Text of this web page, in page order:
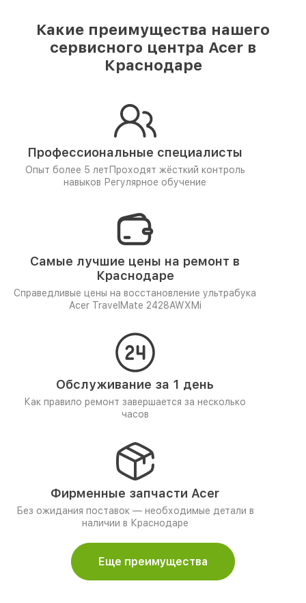
Какие преимущества нашего
сервисного центра Acer в
Краснодаре
Профессиональные специалисты
Опыт более 5 лет Проходят жёсткий контроль
навыков Регулярное обучение
Самые лучшие цены на ремонт в
Краснодаре
Справедливые цены на восстановление ультрабука
Acer TravelMate 2428AWXMi
Обслуживание за 1 день
Как правило ремонт завершается за несколько
часов
Фирменные запчасти Acer
Без ожидания поставок — необходимые детали в
наличии в Краснодаре
Еще преимущества